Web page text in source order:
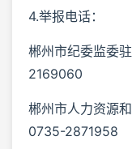
4.举报电话：
郴州市纪委监委
2169060
郴州市人力资源
0735-2871958